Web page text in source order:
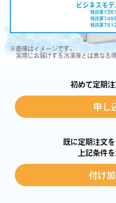
ビジネスモ
特許第
特許第
特許第
※画像はイメージです。
実際にお届けする冷凍庫とは異なる場
初めて定期
申し
既に定期注文を
上記条件
付け